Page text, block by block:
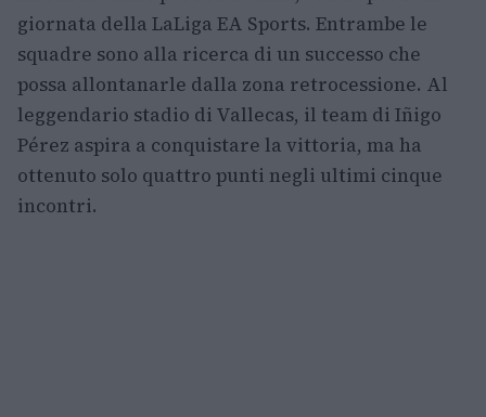
giornata della LaLiga EA Sports. Entrambe le
squadre sono alla ricerca di un successo che
possa allontanarle dalla zona retrocessione. Al
leggendario stadio di Vallecas, il team di Iñigo
Pérez aspira a conquistare la vittoria, ma ha
ottenuto solo quattro punti negli ultimi cinque
incontri.